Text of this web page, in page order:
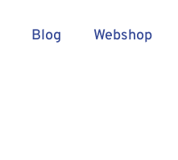
Blog Webshop